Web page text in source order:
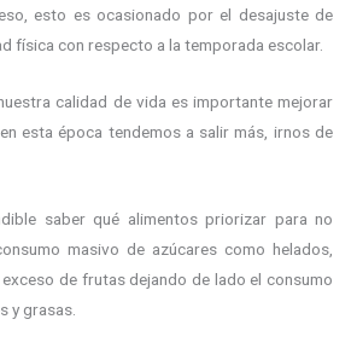
esto es ocasionado por el desajuste de
física con respecto a la temporada escolar.
calidad de vida es importante mejorar
esta época tendemos a salir más, irnos de
saber qué alimentos priorizar para no
masivo de azúcares como helados,
de frutas dejando de lado el consumo
y grasas.